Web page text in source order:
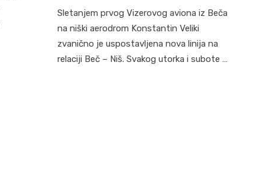
Sletanjem prvog Vizerovog aviona iz Beča
na niški aerodrom Konstantin Veliki
zvanično je uspostavljena nova linija na
relaciji Beč – Niš. Svakog utorka i subote …